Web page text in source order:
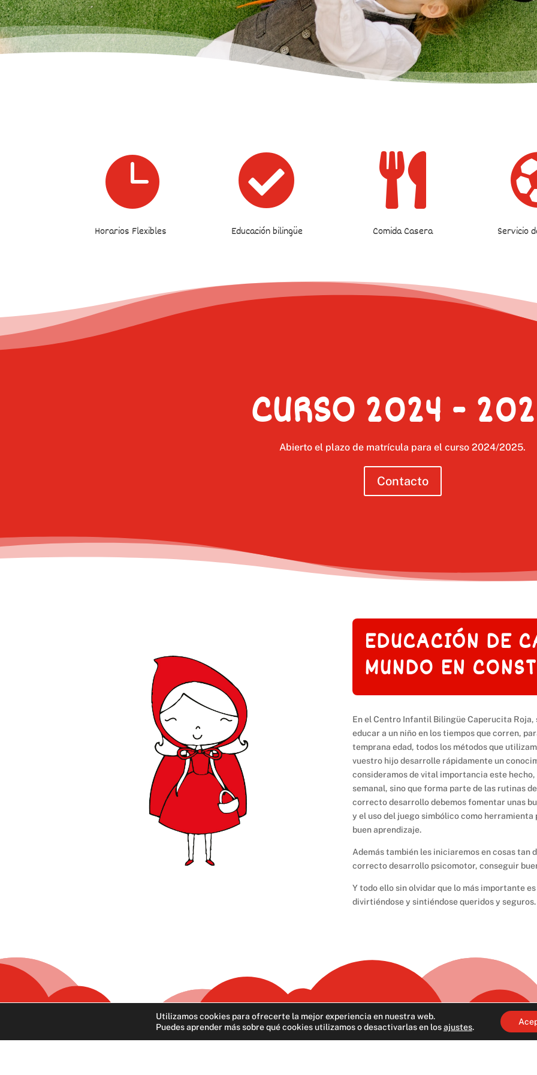

Horarios Flexibles

Educación bilingüe

Comida Casera Servicio
CURSO 2024 -
Abierto el plazo de matrícula para el curso 2024/2025.
Contacto
EDUCACIÓN DE
MUNDO EN
En el Centro Infantil Bilingüe Caperucita Roja,
educar a un niño en los tiempos que corren,
temprana edad, todos los métodos que
vuestro hijo desarrolle rápidamente un
consideramos de vital importancia este
semanal, sino que forma parte de las rutinas
correcto desarrollo debemos fomentar unas
y el uso del juego simbólico como
buen aprendizaje.
Además también les iniciaremos en cosas tan
correcto desarrollo psicomotor, conseguir
Y todo ello sin olvidar que lo más importante
divirtiéndose y sintiéndose queridos y seguros.
Utilizamos cookies para ofrecerte la mejor experiencia en nuestra web.
Puedes aprender más sobre qué cookies utilizamos o desactivarlas en losajustes.